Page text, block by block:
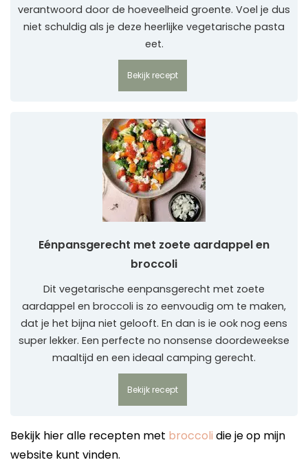
verantwoord door de hoeveelheid groente. Voel je dus
niet schuldig als je deze heerlijke vegetarische pasta
eet.
Bekijk recept
Eénpansgerecht met zoete aardappel en
broccoli
Dit vegetarische eenpansgerecht met zoete
aardappel en broccoli is zo eenvoudig om te maken,
dat je het bijna niet gelooft. En dan is ie ook nog eens
super lekker. Een perfecte no nonsense doordeweekse
maaltijd en een ideaal camping gerecht.
Bekijk recept
Bekijk hier alle recepten met broccoli die je op mijn
website kunt vinden.